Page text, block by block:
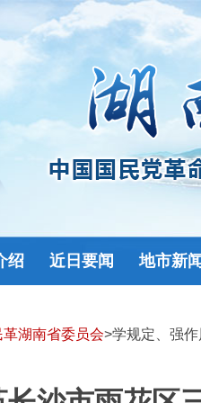
绍 近日要闻 地市新
革湖南省委员会>学规定、强